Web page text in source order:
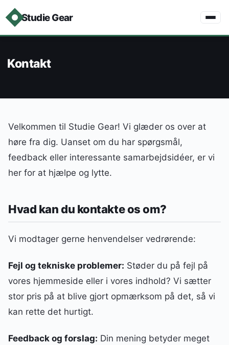
Studie Gear
Kontakt
Velkommen til Studie Gear! Vi glæder os over at
høre fra dig. Uanset om du har spørgsmål,
feedback eller interessante samarbejdsidéer, er vi
her for at hjælpe og lytte.
Hvad kan du kontakte os om?
Vi modtager gerne henvendelser vedrørende:
Fejl og tekniske problemer: Støder du på fejl på
vores hjemmeside eller i vores indhold? Vi sætter
stor pris på at blive gjort opmærksom på det, så vi
kan rette det hurtigt.
Feedback og forslag: Din mening betyder meget